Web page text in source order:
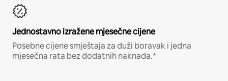
Jednostavno izražene mjesečne cijene
Posebne cijene smještaja za duži boravak i jedna
mjesečna rata bez dodatnih naknada.*